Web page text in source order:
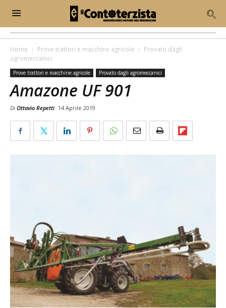
Home Prove trattori e macchine agricole
Provato dagli
agromeccanici
Prove trattori e macchine agricole Provato dagli agromeccanici
Amazone UF 901
Di Ottavio Repetti 14 Aprile 2019